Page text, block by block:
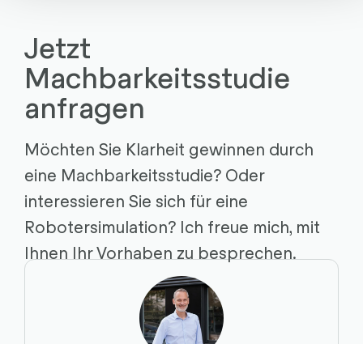
Jetzt
Machbarkeitsstudie
anfragen
Möchten Sie Klarheit gewinnen durch
eine Machbarkeitsstudie? Oder
interessieren Sie sich für eine
Robotersimulation? Ich freue mich, mit
Ihnen Ihr Vorhaben zu besprechen.